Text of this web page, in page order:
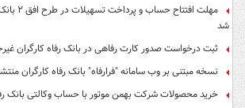
مهلت
شد
ثبت درخواست صدور کارت رفاهی در بانک رفاه کارگران
نسخه مبتنی بر وب سامانه "فرارفاه" بانک رفاه کارگران
خرید محصولات شرکت بهمن موتور با حساب وکالتی بانک